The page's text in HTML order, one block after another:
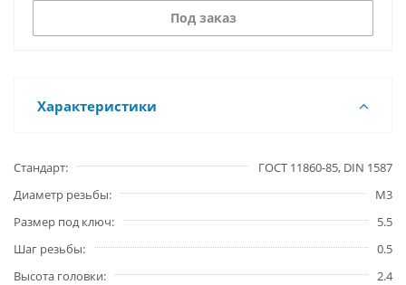
Под заказ
Характеристики
Стандарт
ГОСТ 11860-85, DIN 1587
Диаметр резьбы
М3
Размер под ключ
5.5
Шаг резьбы
0.5
Высота головки
2.4